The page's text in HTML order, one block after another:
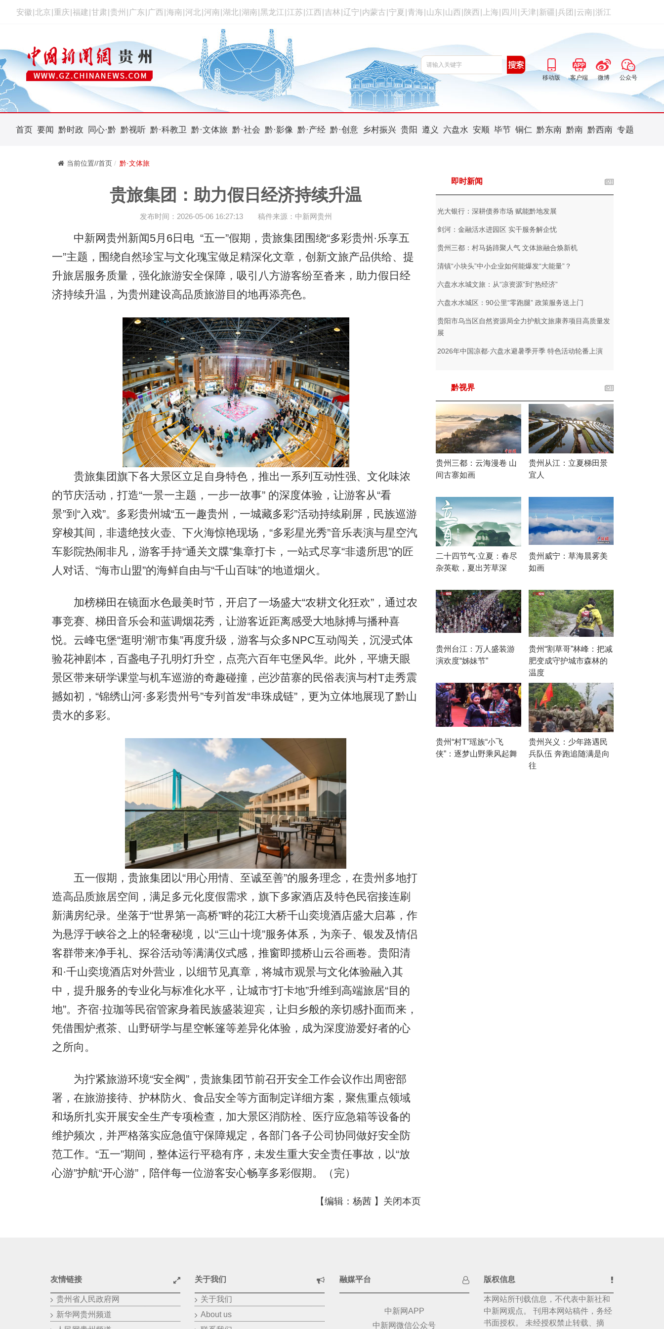
安徽 北京 重庆 福建 甘肃 贵州 广东 广西 海南 河北 河南 湖北 湖南 黑龙江 江苏 江西 吉林 辽宁 内蒙古 宁夏 青海 山东 山西 陕西 上海 四川 天津 新疆 兵团 云南 浙江
移动版 客户端 微博 公众号
首页 要闻 黔时政 同心·黔 黔视听 黔·科教卫 黔·文体旅 黔·社会 黔·影像 黔·产经 黔·创意 乡村振兴 贵阳 遵义 六盘水 安顺 毕节 铜仁 黔东南 黔南 黔西南 专题
当前位置//首页 黔·文体旅
贵旅集团：助力假日经济持续升温
发布时间：2026-05-06 16:27:13 稿件来源：中新网贵州
中新网贵州新闻5月6日电 “五一”假期，贵旅集团围绕“多彩贵州·乐享五
一”主题，围绕自然珍宝与文化瑰宝做足精深化文章，创新文旅产品供给、提
升旅居服务质量，强化旅游安全保障，吸引八方游客纷至沓来，助力假日经
济持续升温，为贵州建设高品质旅游目的地再添亮色。
贵旅集团旗下各大景区立足自身特色，推出一系列互动性强、文化味浓
的节庆活动，打造“一景一主题，一步一故事” 的深度体验，让游客从“看
景”到“入戏”。多彩贵州城“五一趣贵州，一城藏多彩”活动持续刷屏，民族巡游
穿梭其间，非遗绝技火壶、下火海惊艳现场，“多彩星光秀”音乐表演与星空汽
车影院热闹非凡，游客手持“通关文牒”集章打卡，一站式尽享“非遗所思”的匠
人对话、“海市山盟”的海鲜自由与“千山百味”的地道烟火。
加榜梯田在镜面水色最美时节，开启了一场盛大“农耕文化狂欢”，通过农
事竞赛、梯田音乐会和蓝调烟花秀，让游客近距离感受大地脉搏与播种喜
悦。云峰屯堡“逛明‘潮’市集”再度升级，游客与众多NPC互动闯关，沉浸式体
验花神剧本，百盏电子孔明灯升空，点亮六百年屯堡风华。此外，平塘天眼
景区带来研学课堂与机车巡游的奇趣碰撞，岜沙苗寨的民俗表演与村T走秀震
撼如初，“锦绣山河·多彩贵州号”专列首发“串珠成链”，更为立体地展现了黔山
贵水的多彩。
五一假期，贵旅集团以“用心用情、至诚至善”的服务理念，在贵州多地打
造高品质旅居空间，满足多元化度假需求，旗下多家酒店及特色民宿接连刷
新满房纪录。坐落于“世界第一高桥”畔的花江大桥千山奕境酒店盛大启幕，作
为悬浮于峡谷之上的轻奢秘境，以“三山十境”服务体系，为亲子、银发及情侣
客群带来净手礼、探谷活动等满满仪式感，推窗即揽桥山云谷画卷。贵阳清
和·千山奕境酒店对外营业，以细节见真章，将城市观景与文化体验融入其
中，提升服务的专业化与标准化水平，让城市“打卡地”升维到高端旅居“目的
地”。齐宿·拉珈等民宿管家身着民族盛装迎宾，让归乡般的亲切感扑面而来，
凭借围炉煮茶、山野研学与星空帐篷等差异化体验，成为深度游爱好者的心
之所向。
为拧紧旅游环境“安全阀”，贵旅集团节前召开安全工作会议作出周密部
署，在旅游接待、护林防火、食品安全等方面制定详细方案，聚焦重点领域
和场所扎实开展安全生产专项检查，加大景区消防栓、医疗应急箱等设备的
维护频次，并严格落实应急值守保障规定，各部门各子公司协同做好安全防
范工作。“五一”期间，整体运行平稳有序，未发生重大安全责任事故，以“放
心游”护航“开心游”，陪伴每一位游客安心畅享多彩假期。（完）
【编辑：杨茜 】 关闭本页
即时新闻
光大银行：深耕债券市场 赋能黔地发展
剑河：金融活水进园区 实干服务解企忧
贵州三都：村马扬蹄聚人气 文体旅融合焕新机
清镇“小块头”中小企业如何能爆发“大能量”？
六盘水水城文旅：从“凉资源”到“热经济”
六盘水水城区：90公里“零跑腿” 政策服务送上门
贵阳市乌当区自然资源局全力护航文旅康养项目高质量发
展
2026年中国凉都·六盘水避暑季开季 特色活动轮番上演
黔视界
贵州三都：云海漫卷 山
间古寨如画
贵州从江：立夏梯田景
宜人
二十四节气·立夏：春尽
杂英歇，夏出芳草深
贵州威宁：草海晨雾美
如画
贵州台江：万人盛装游
演欢度“姊妹节”
贵州“割草哥”林峰：把减
肥变成守护城市森林的
温度
贵州“村T”瑶族“小飞
侠”：逐梦山野乘风起舞
贵州兴义：少年路遇民
兵队伍 奔跑追随满是向
往
友情链接
贵州省人民政府网
新华网贵州频道
关于我们
关于我们
About us
融媒平台
中新网APP
中新网微信公众号
版权信息
本网站所刊载信息，不代表中新社和
中新网观点。 刊用本网站稿件，务经
书面授权。 未经授权禁止转载、摘